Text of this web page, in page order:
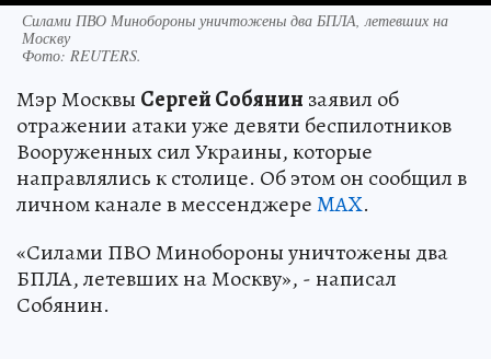
Силами ПВО Минобороны уничтожены два БПЛА, летевших на
Москву
Фото: REUTERS.
Мэр Москвы Сергей Собянин заявил об
отражении атаки уже девяти беспилотников
Вооруженных сил Украины, которые
направлялись к столице. Об этом он сообщил в
личном канале в мессенджереMAX.
«Силами ПВО Минобороны уничтожены два
БПЛА, летевших на Москву», - написал
Собянин.